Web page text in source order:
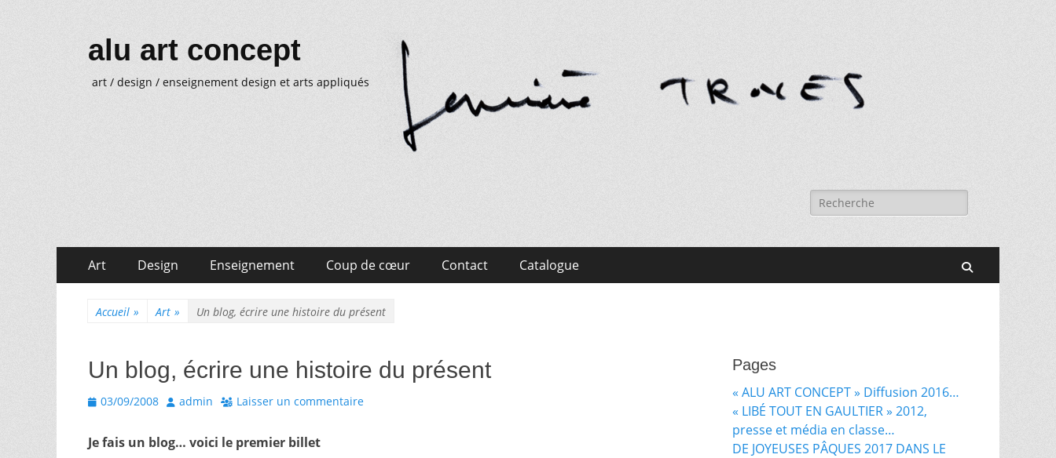
alu art concept
art / design / enseignement design et arts appliqués
Rechercher :
Menu
principal
Art Design Enseignement Coup de cœur Contact Catalogue
secondaire
Accueil » Art » Un blog, écrire une histoire du présent
Un blog, écrire une histoire du présent
Posted
03/09/2008 Author
admin Laisser un commentaire
Je fais un blog… voici le premier billet
Pages
« ALU ART CONCEPT » Diffusion 2016…
« LIBÉ TOUT EN GAULTIER » 2012,
presse et média en classe…
DE JOYEUSES PÂQUES 2017 DANS LE